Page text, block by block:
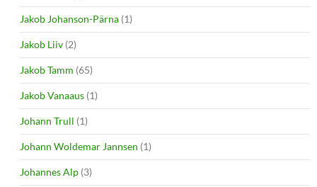
Jakob Johanson-Pärna (1)
Jakob Liiv (2)
Jakob Tamm (65)
Jakob Vanaaus (1)
Johann Trull (1)
Johann Woldemar Jannsen (1)
Johannes Alp (3)